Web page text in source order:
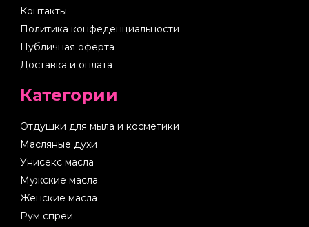
Контакты
Политика конфеденциальности
Публичная оферта
Доставка и оплата
Категории
Отдушки для мыла и косметики
Масляные духи
Унисекс масла
Мужские масла
Женские масла
Рум спреи